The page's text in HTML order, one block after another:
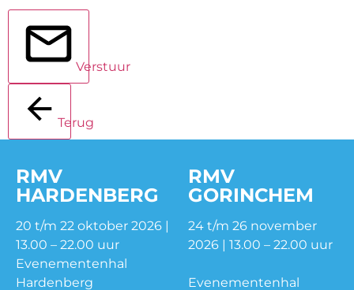
Verstuur
Terug
RMV
HARDENBERG
20 t/m 22 oktober 2026 |
13.00 – 22.00 uur
Evenementenhal
Hardenberg
RMV
GORINCHEM
24 t/m 26 november
2026 | 13.00 – 22.00 uur
Evenementenhal